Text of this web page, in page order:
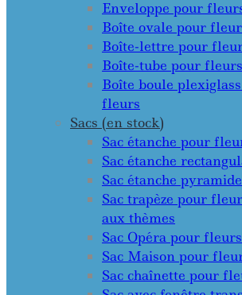
Enveloppe pour
Boîte ovale pour
Boîte-lettre pour
Boîte-tube pour fleurs
Boîte boule
fleurs
Sacs (en stock)
Sac étanche pour
Sac étanche
Sac étanche
Sac trapèze pour
aux thèmes
Sac Opéra pour fleurs
Sac Maison pour
Sac chaînette pour